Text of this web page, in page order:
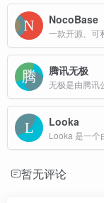
NocoBase
腾讯无极
Looka
暂无评论